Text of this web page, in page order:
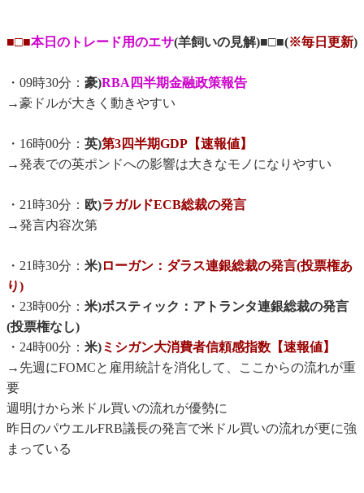
■□■本日のトレード用のエサ(羊飼いの見解)■□■(※毎日更新)
・09時30分： 豪)RBA四半期金融政策報告
→豪ドルが大きく動きやすい
・16時00分： 英)第3四半期GDP【速報値】
→発表での英ポンドへの影響は大きなモノになりやすい
・21時30分： 欧)ラガルドECB総裁の発言
→発言内容次第
・21時30分： 米)ローガン：ダラス連銀総裁の発言(投票権あ
り)
・23時00分： 米)ボスティック：アトランタ連銀総裁の発言
(投票権なし)
・24時00分： 米)ミシガン大消費者信頼感指数【速報値】
→先週にFOMCと雇用統計を消化して、ここからの流れが重
要
週明けから米ドル買いの流れが優勢に
昨日のパウエルFRB議長の発言で米ドル買いの流れが更に強
まっている